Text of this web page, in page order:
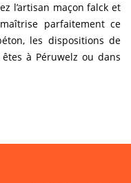
l’artisan maçon falck et
parfaitement ce
les dispositions de
à Péruwelz ou dans